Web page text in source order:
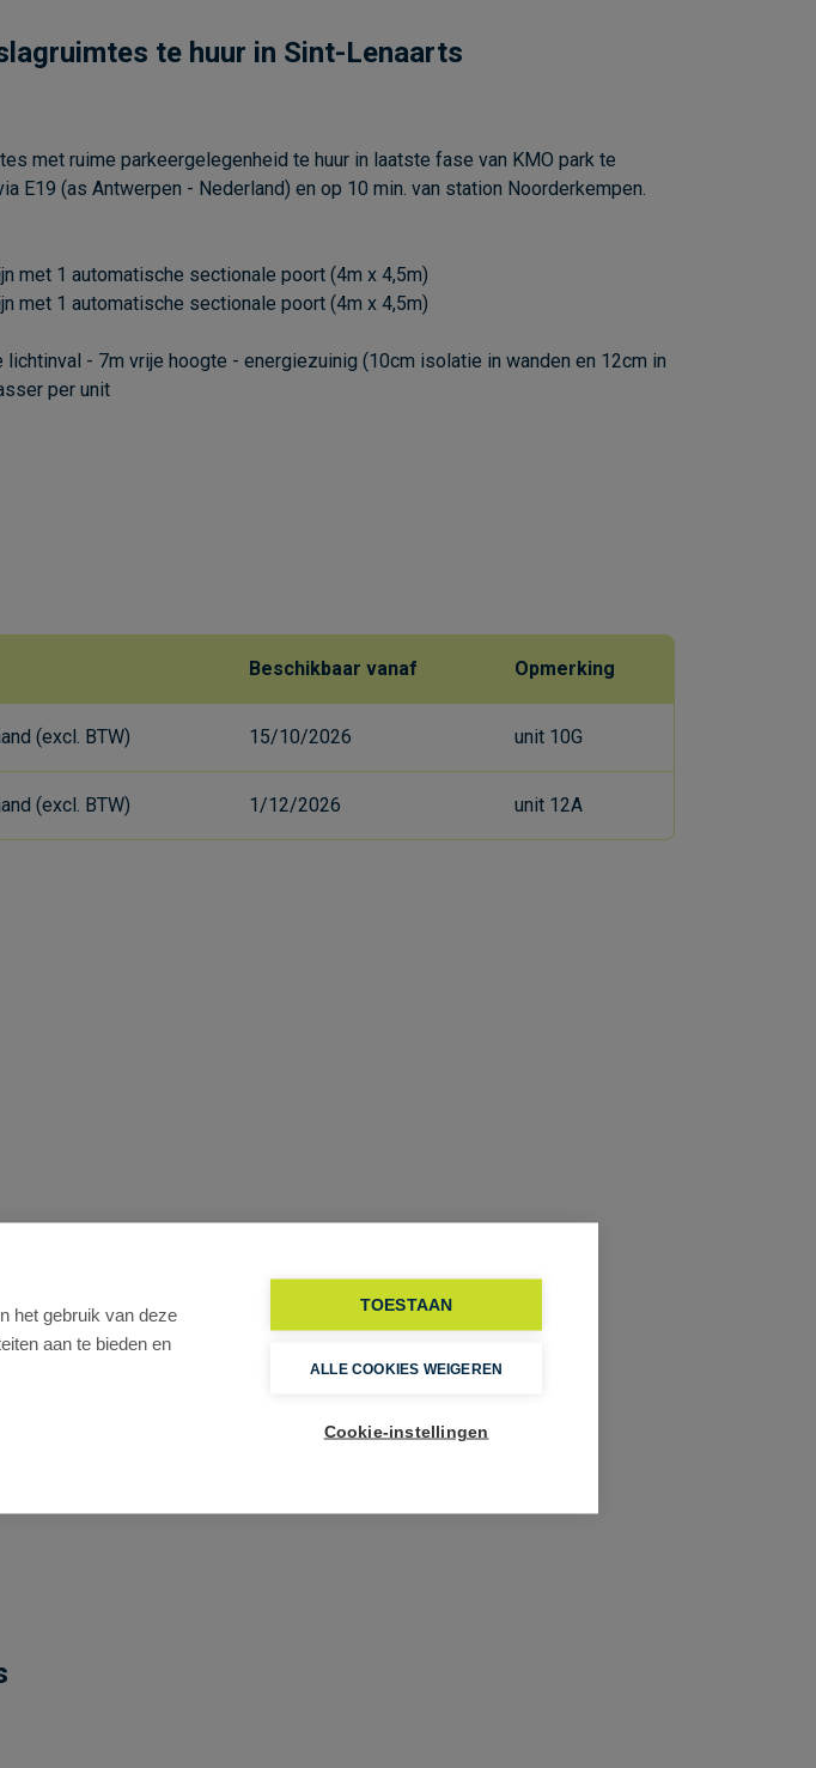
te huur in Sint-Lenaarts
met ruime parkeergelegenheid te huur in laatste fase van KMO park te
E19 (as Antwerpen - Nederland) en op 10 min. van station Noorderkempen.
met 1 automatische sectionale poort (4m x 4,5m)
met 1 automatische sectionale poort (4m x 4,5m)
lichtinval - 7m vrije hoogte - energiezuinig (10cm isolatie in wanden en 12cm in
per unit
Beschikbaar vanaf Opmerking
(excl. BTW) 15/10/2026 unit 10G
(excl. BTW) 1/12/2026 unit 12A
het gebruik van deze
aan te bieden en
TOESTAAN
ALLE COOKIES WEIGEREN
Cookie-instellingen